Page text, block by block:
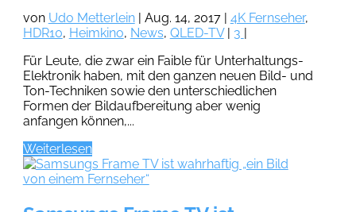
von Udo Metterlein| Aug. 14, 2017| 4K Fernseher,
HDR10, Heimkino, News, QLED-TV| 3
Für Leute, die zwar ein Faible für Unterhaltungs-
Elektronik haben, mit den ganzen neuen Bild- und
Ton-Techniken sowie den unterschiedlichen
Formen der Bildaufbereitung aber wenig
anfangen können,...
Weiterlesen